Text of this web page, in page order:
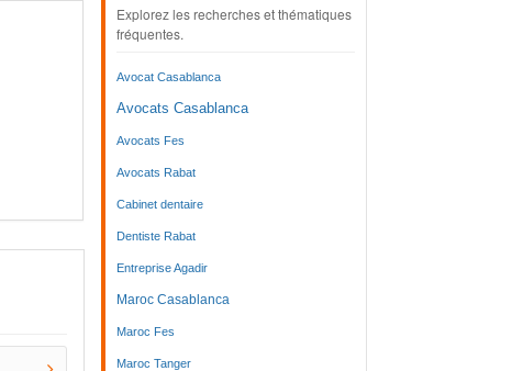
Explorez les recherches et thématiques
fréquentes.
Avocat Casablanca
Avocats Casablanca
Avocats Fes
Avocats Rabat
Cabinet dentaire
Dentiste Rabat
Entreprise Agadir
Maroc Casablanca
Maroc Fes
Maroc Tanger